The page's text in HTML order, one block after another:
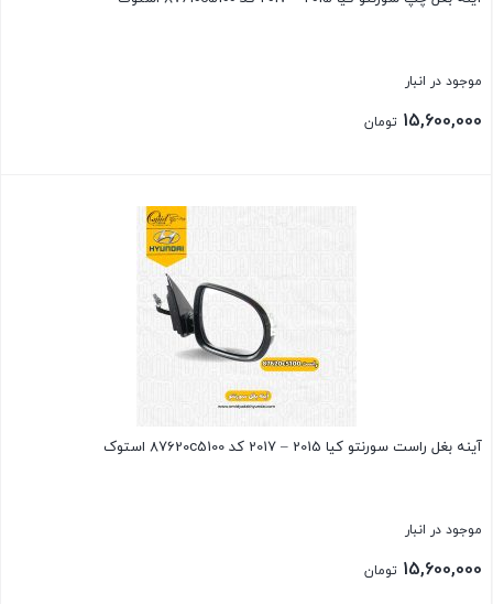
موجود در انبار
15,600,000 تومان
آینه بغل راست سورنتو کیا 2015 – 2017 کد 87620c5100 استوک
موجود در انبار
15,600,000 تومان